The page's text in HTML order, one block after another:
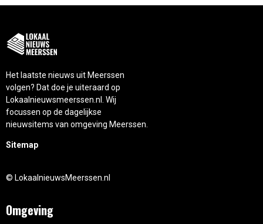
Het laatste nieuws uit Meerssen
volgen? Dat doe je uiteraard op
Lokaalnieuwsmeerssen.nl. Wij
focussen op de dagelijkse
nieuwsitems van omgeving Meerssen.
Sitemap
© LokaalnieuwsMeerssen.nl
Omgeving